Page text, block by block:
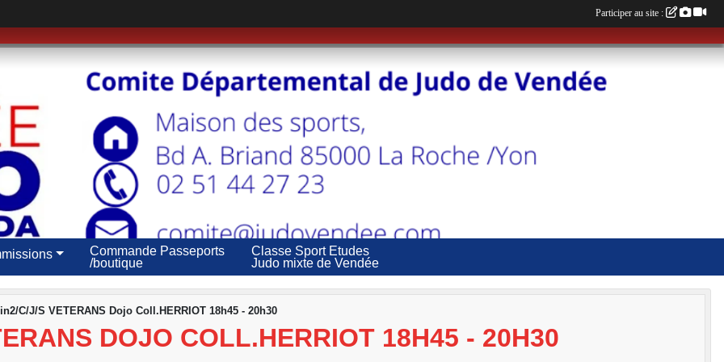
Commande Passeports
/boutique
Classe Sport Etudes
Judo mixte de Vendée
C/J/S VETERANS Dojo Coll.HERRIOT 18h45 - 20h30
DOJO COLL.HERRIOT 18H45 - 20H30
Participer au site :